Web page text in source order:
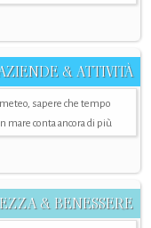
& ATTIVITÀ
sapere che tempo
mare conta ancora di più
& BENESSERE